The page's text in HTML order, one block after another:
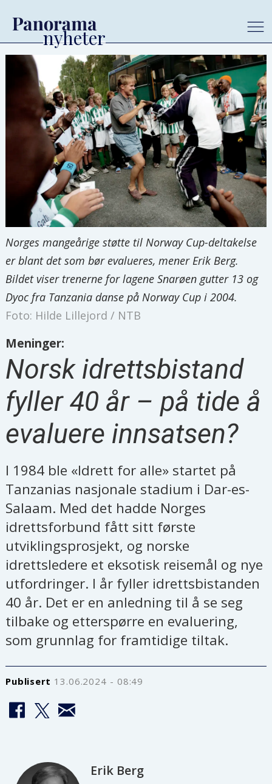
Norges mangeårige støtte til Norway Cup-deltakelse
er blant det som bør evalueres, mener Erik Berg.
Bildet viser trenerne for lagene Snarøen gutter 13 og
Dyoc fra Tanzania danse på Norway Cup i 2004.
Foto: Hilde Lillejord / NTB
Meninger:
Norsk idrettsbistand
fyller 40 år – på tide å
evaluere innsatsen?
I 1984 ble «Idrett for alle» startet på
Tanzanias nasjonale stadium i Dar-es-
Salaam. Med det hadde Norges
idrettsforbund fått sitt første
utviklingsprosjekt, og norske
idrettsledere et eksotisk reisemål og nye
utfordringer. I år fyller idrettsbistanden
40 år. Det er en anledning til å se seg
tilbake og etterspørre en evaluering,
som grunnlag for framtidige tiltak.
Publisert 13.06.2024 - 08:49
Erik Berg